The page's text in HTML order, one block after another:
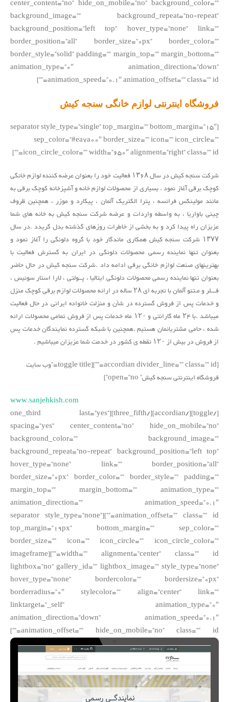
center_content=”no” hide_on_mobile=”no” background_color=””
background_image=”” background_repeat=”no-repeat”
background_position=”left top” hover_type=”none” link=””
border_position=”all” border_size=”0px” border_color=””
border_style=”solid” padding=”” margin_top=”” margin_bottom=””
animation_type=”0″ animation_direction=”down”
animation_speed=”0.1″ animation_offset=”” class=”” id=””]
فروشگاه اینترنتی لوازم خانگی سنجه کیش
[separator style_type=”single” top_margin=”” bottom_margin=”15″
sep_color=”#ea7a00″ border_size=”” icon=”” icon_circle=””
icon_circle_color=”” width=”650″ alignment=”right” class=”” id=””]
شرکت سنجه کیش در سال ۱۳۶۸ فعالیت خود را بعنوان عرضه کننده لوازم خانگی
کوچک برقی آغاز نمود . بسیاری از محصولات لوازم خانه و آشپزخانه کوچک برقی به
مانند مولینکس فرانسه ، پترا الکتریک آلمان ، پیکارد و موزر ، همچنین ظروف
چینی باواریا ، به واسطه واردات و عرضه شرکت سنجه کیش به خانه های شما
عزیزان راه پیدا کرد و به بخشی از خاطرات روزهای گذشته بدل گریدد .در سال
۱۳۷۷ شرکت سنجه کیش همکاری ماندگار خود با گروه دلونگی را آغاز نمود و
بعنوان تنها نماینده رسمی محصولات دلونگی در ایران به گسترش فعالیت با
بهترینهای صنعت لوازم خانگی برقی ادامه داد .شرکت سنجه کیش در حال حاضر
بعنوان تنها نماینده رسمی محصولات دلونگی ایتالیا ، پــولتی ، لارا استار سوئیس ،
فـــلر و مـتئو آلمان با تجربه ای ۲۸ ساله در ارائه محصولات لوازم برقی کوچک منزل
و خدمات پس از فروش گسترده در شأن و منزلت خانواده ایرانی در حال فعالیت
میباشد .با ۲۴ ماه گارانتی و ۱۲۰ ماه خدمات پس از فروش تمامی محصولات ارائه
شده ، حامی مشتریانمان هستیم .همچنین با شبکه گسترده نمایندگان خدمات پس
از فروش در بیش از ۱۲۰ نقطه ی کشور در خدمت شما عزیزان میباشیم .
[accordian divider_line=”” class=”” id=””][toggle title=”وب سایت
فروشگاه اینترنتی سنجه کیش” open=”no”]
www.sanjehkish.com
[/toggle][/accordian][/three_fifth][one_third last=”yes”
spacing=”yes” center_content=”no” hide_on_mobile=”no”
background_color=”” background_image=””
background_repeat=”no-repeat” background_position=”left top”
hover_type=”none” link=”” border_position=”all”
border_size=”0px” border_color=”” border_style=”” padding=””
margin_top=”” margin_bottom=”” animation_type=””
animation_direction=”” animation_speed=”0.1″
animation_offset=”” class=”” id=””][separator style_type=”none”
top_margin=”19px” bottom_margin=”” sep_color=””
border_size=”” icon=”” icon_circle=”” icon_circle_color=””
width=”” alignment=”center” class=”” id=””][imageframe
lightbox=”no” gallery_id=”” lightbox_image=”” style_type=”none”
hover_type=”none” bordercolor=”” bordersize=”0px”
borderradius=”0″ stylecolor=”” align=”center” link=””
linktarget=”_self” animation_type=”0″
animation_direction=”down” animation_speed=”0.1″
animation_offset=”” hide_on_mobile=”no” class=”” id=””]